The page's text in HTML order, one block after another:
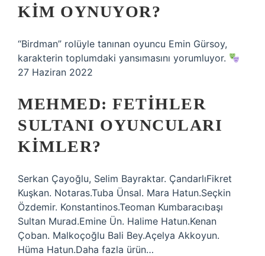
KIM OYNUYOR?
“Birdman” rolüyle tanınan oyuncu Emin Gürsoy,
karakterin toplumdaki yansımasını yorumluyor.
27 Haziran 2022
MEHMED: FETIHLER
SULTANI OYUNCULARI
KIMLER?
Serkan Çayoğlu, Selim Bayraktar. ÇandarlıFikret
Kuşkan. Notaras.Tuba Ünsal. Mara Hatun.Seçkin
Özdemir. Konstantinos.Teoman Kumbaracıbaşı
Sultan Murad.Emine Ün. Halime Hatun.Kenan
Çoban. Malkoçoğlu Bali Bey.Açelya Akkoyun.
Hüma Hatun.Daha fazla ürün…